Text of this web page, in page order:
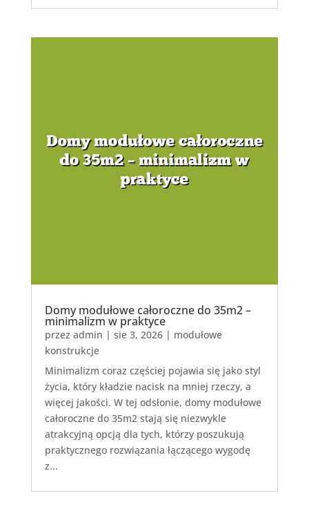
Domy modułowe całoroczne do 35m2 –
minimalizm w praktyce
przez admin | sie 3, 2026| modułowe
konstrukcje
Minimalizm coraz częściej pojawia się jako styl
życia, który kładzie nacisk na mniej rzeczy, a
więcej jakości. W tej odsłonie, domy modułowe
całoroczne do 35m2 stają się niezwykle
atrakcyjną opcją dla tych, którzy poszukują
praktycznego rozwiązania łączącego wygodę
z...